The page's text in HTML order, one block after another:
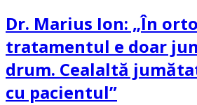
Dr. Marius Ion: „În
tratamentul e doar
drum. Cealaltă
cu pacientul”